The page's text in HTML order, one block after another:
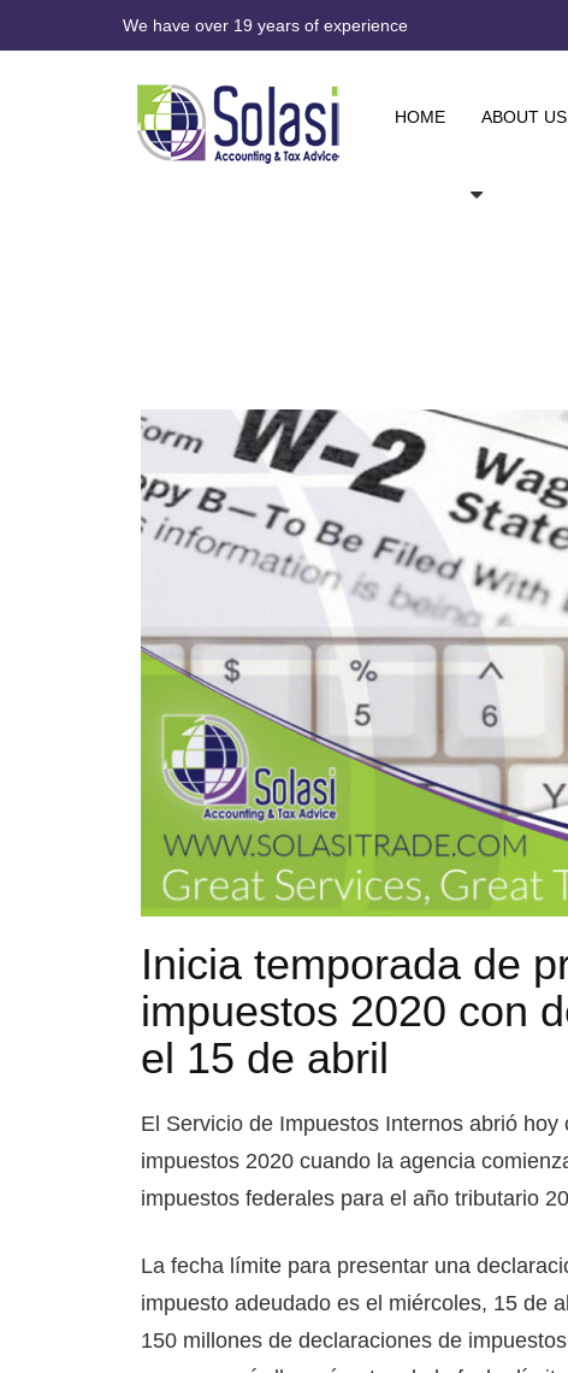
We have over 19 years of experience
HOME ABOUT US
Inicia temporada de
impuestos 2020 con
el 15 de abril
El Servicio de Impuestos Internos abrió
impuestos 2020 cuando la agencia
impuestos federales para el año tributario
La fecha límite para presentar una
impuesto adeudado es el miércoles, 15 de
150 millones de declaraciones de